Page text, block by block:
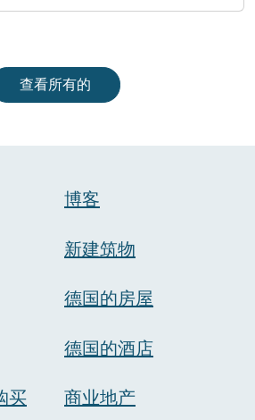
查看所有的
买
博客
新建筑物
德国的房屋
德国的酒店
商业地产